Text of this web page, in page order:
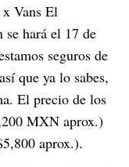
Vans El
hará el 17 de
seguros de
que ya lo sabes,
El precio de los
MXN aprox.)
aprox.).